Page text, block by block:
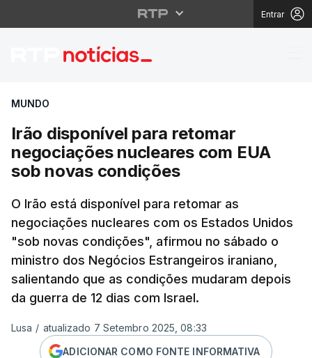
Entrar
Irão disponível para
MUNDO
Irão disponível para retomar
negociações nucleares com EUA
sob novas condições
O Irão está disponível para retomar as
negociações nucleares com os Estados Unidos
"sob novas condições", afirmou no sábado o
ministro dos Negócios Estrangeiros iraniano,
salientando que as condições mudaram depois
da guerra de 12 dias com Israel.
Lusa / atualizado 7 Setembro 2025, 08:33
ADICIONAR COMO FONTE INFORMATIVA